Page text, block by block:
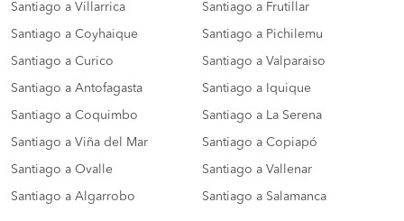
Santiago a Villarrica Santiago a Frutillar
Santiago a Coyhaique Santiago a Pichilemu
Santiago a Curico Santiago a Valparaiso
Santiago a Antofagasta Santiago a Iquique
Santiago a Coquimbo Santiago a La Serena
Santiago a Viña del Mar Santiago a Copiapó
Santiago a Ovalle Santiago a Vallenar
Santiago a Algarrobo Santiago a Salamanca